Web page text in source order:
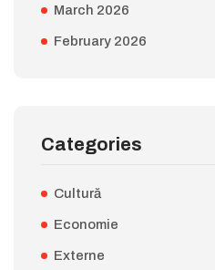
March 2026
February 2026
Categories
Cultură
Economie
Externe